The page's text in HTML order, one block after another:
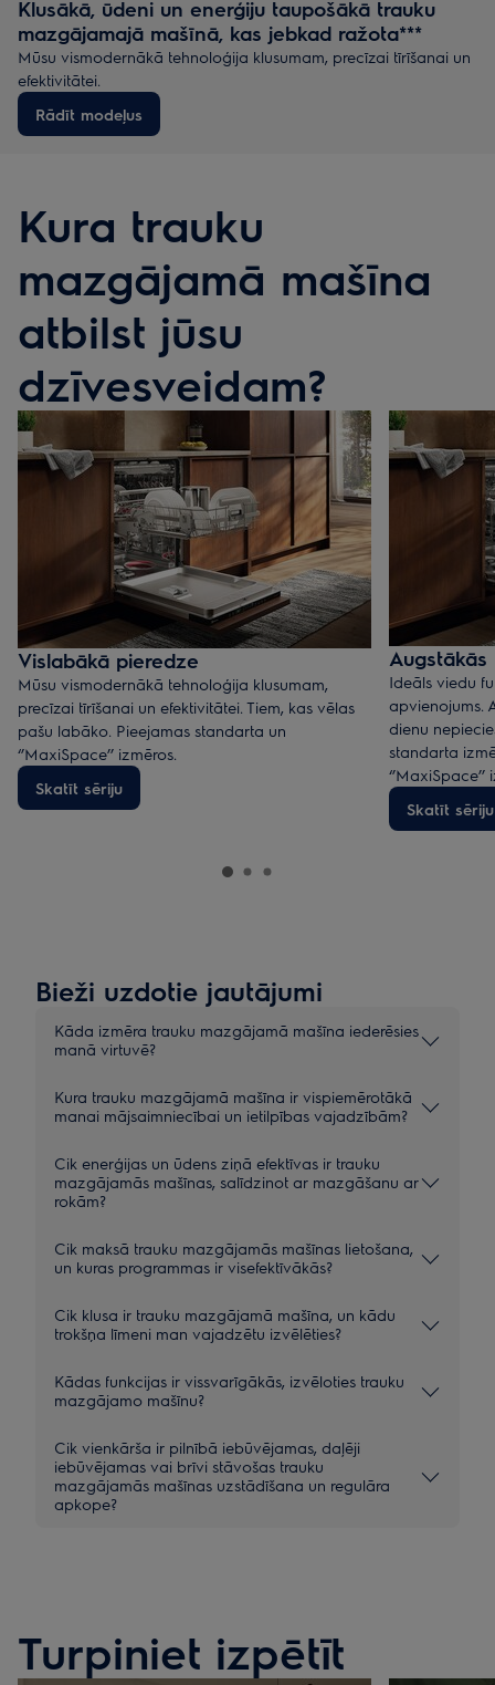
Klusākā, ūdeni un enerģiju taupošākā trauku
mazgājamajā mašīnā, kas jebkad ražota***
Mūsu vismodernākā tehnoloģija klusumam, precīzai tīrīšanai un
efektivitātei.
Rādīt modeļus
Kura trauku
mazgājamā mašīna
atbilst jūsu
dzīvesveidam?
Vislabākā pieredze
Mūsu vismodernākā tehnoloģija klusumam,
precīzai tīrīšanai un efektivitātei. Tiem, kas vēlas
pašu labāko. Pieejamas standarta un
‘’MaxiSpace’’ izmēros.
Skatīt sēriju
Ideāls viedu
apvienojums.
dienu
standarta
Skatīt sēriju
Bieži uzdotie jautājumi
Kāda izmēra trauku mazgājamā mašīna iederēsies
manā virtuvē?
Kura trauku mazgājamā mašīna ir vispiemērotākā
manai mājsaimniecībai un ietilpības vajadzībām?
Cik enerģijas un ūdens ziņā efektīvas ir trauku
mazgājamās mašīnas, salīdzinot ar mazgāšanu ar
rokām?
Cik maksā trauku mazgājamās mašīnas lietošana,
un kuras programmas ir visefektīvākās?
Cik klusa ir trauku mazgājamā mašīna, un kādu
trokšņa līmeni man vajadzētu izvēlēties?
Kādas funkcijas ir vissvarīgākās, izvēloties trauku
mazgājamo mašīnu?
Cik vienkārša ir pilnībā iebūvējamas, daļēji
iebūvējamas vai brīvi stāvošas trauku
mazgājamās mašīnas uzstādīšana un regulāra
apkope?
Turpiniet izpētīt